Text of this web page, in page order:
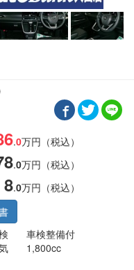
.0万円（税込）
.0万円（税込）
8.0万円（税込）
車検整備付
1,800cc